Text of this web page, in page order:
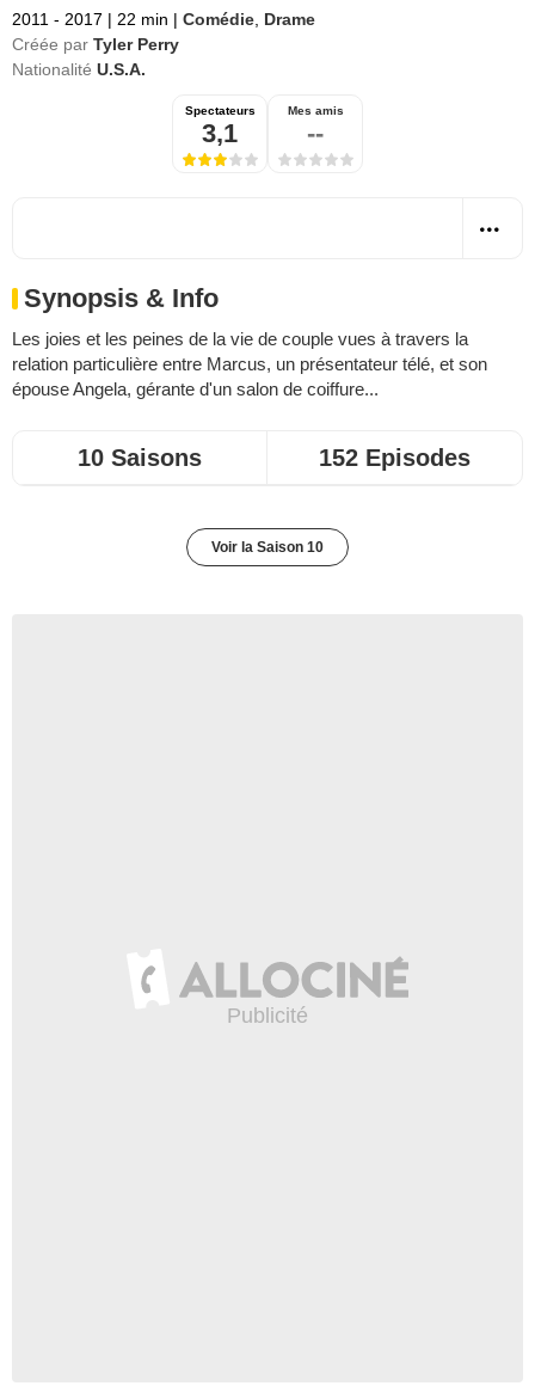
2011 - 2017 | 22 min | Comédie Drame
Créée par Tyler Perry
Nationalité U.S.A.
Spectateurs
3,1
Mes amis
--
Synopsis & Info
Les joies et les peines de la vie de couple vues à travers la
relation particulière entre Marcus, un présentateur télé, et son
épouse Angela, gérante d'un salon de coiffure...
10 Saisons 152 Episodes
Voir la Saison 10